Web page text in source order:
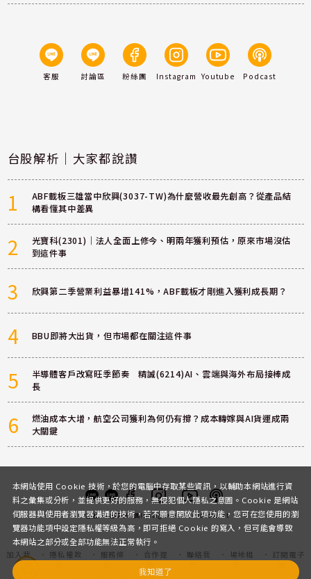
客服 討論區 粉絲團 Instagram Youtube Podcast
台股解析｜大家都說讚
1
ABF載板三雄當中欣興(3037-TW)為什麼營收最先創高？從產品結
構看懂其中差異
2
光寶科(2301)｜法人全面上修今、明兩年獲利預估，原來市場沒估
到這件事
3 欣興第二季營業利益暴增141%，ABF載板才剛進入獲利成長期？
4 BBU即將大出貨，但市場都在關注這件事
5
半導體客戶改寫旺季節奏 精誠(6214)AI、雲端與海外布局接棒成
長
6
燃油成本大增，航空公司獲利為何仍有撐？成本轉嫁與AI貨運成兩
大關鍵
客服 討論區粉絲團InstagramYoutubePodcast
加入我
們
隱私權政
服務條
合作提
聯絡我
場地租
訂閱電子
本網站使用 Cookie 技術，於您的電腦中存取某些資訊，以輔助本網站進行資
料之彙集或分析，並提供更好的服務，無侵犯個人隱私之意圖。Cookie 是網站
伺服器與使用者瀏覽器溝通的技術，若不願意開放此項功能，您可在您使用的瀏
覽器功能項中設定隱私權等級為高，即可拒絕 Cookie 的寫入，但可能會導致
本網站之部分或全部功能無法正常執行。
我知道了